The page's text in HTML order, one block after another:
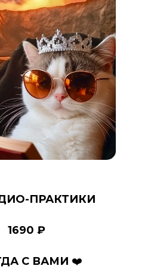
ПРАКТИКИ
1690 ₽
С ВАМИ ❤️